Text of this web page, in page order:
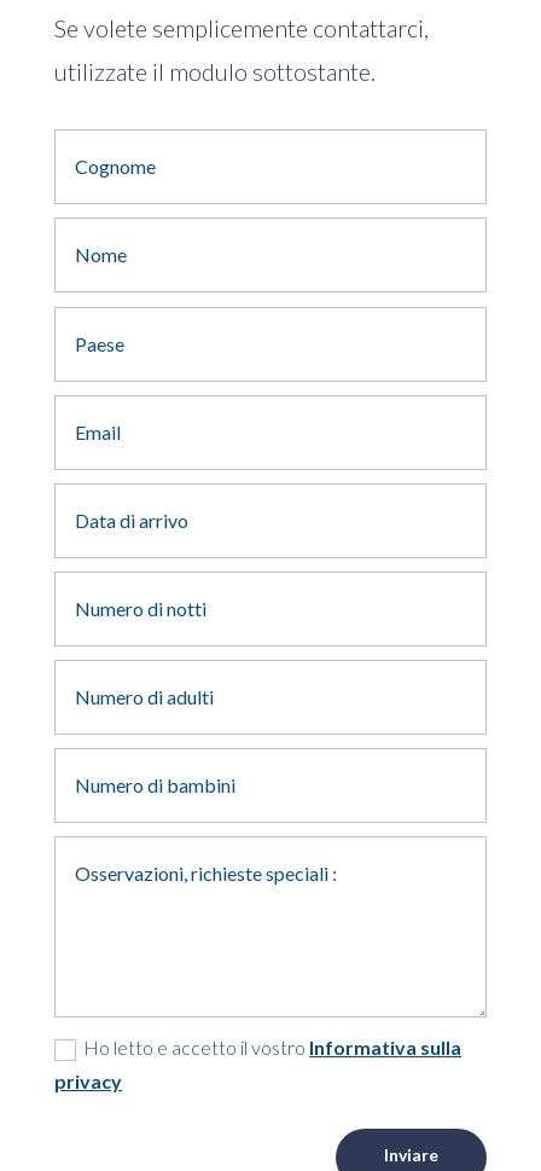
Se volete semplicemente contattarci,
utilizzate il modulo sottostante.
Ho letto e accetto il vostro Informativa sulla
privacy
Inviare